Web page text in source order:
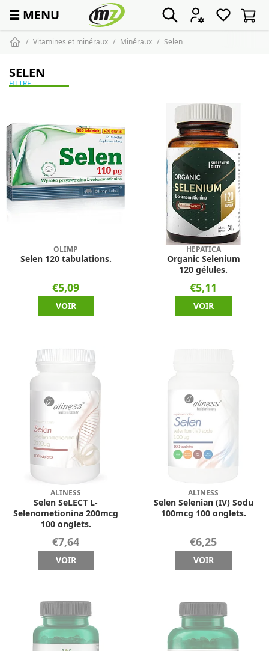
☰ MENU
Vitamines et minéraux Minéraux Selen
SELEN
FILTRE
OLIMP
Selen 120 tabulations.
€5,09
VOIR
HEPATICA
Organic Selenium
120 gélules.
€5,11
VOIR
ALINESS
Selen SeLECT L-
Selenometionina 200mcg
100 onglets.
€7,64
VOIR
ALINESS
Selen Selenian (IV) Sodu
100mcg 100 onglets.
€6,25
VOIR